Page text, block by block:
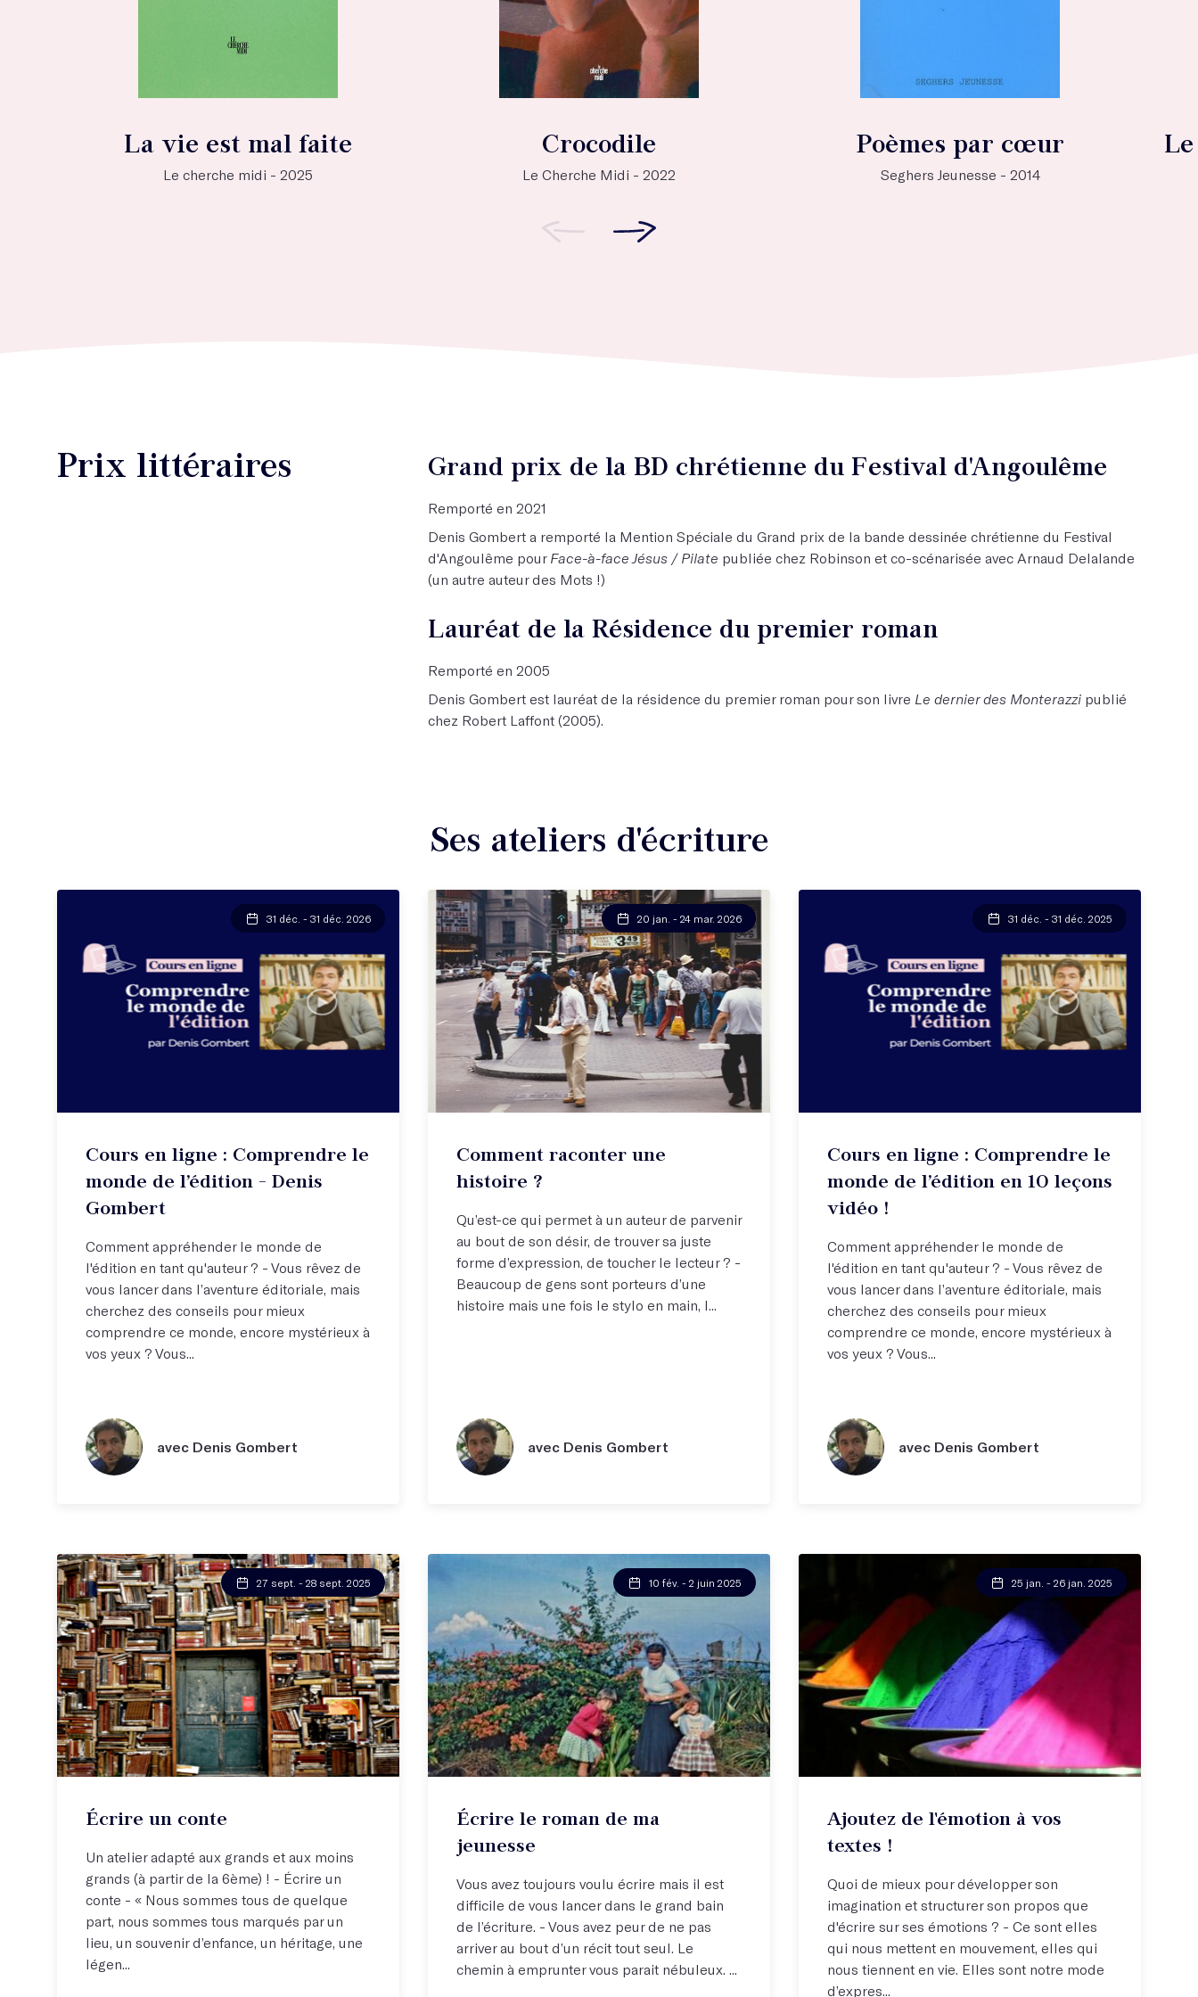
La vie est mal faite
Le cherche midi - 2025
Crocodile
Le Cherche Midi - 2022
Poèmes par cœur
Seghers Jeunesse - 2014
Prix littéraires Grand prix de la BD chrétienne du Festival d'Angoulême
Remporté en 2021
Denis Gombert a remporté la Mention Spéciale du Grand prix de la bande dessinée chrétienne du Festival
d'Angoulême pour Face-à-face Jésus / Pilate publiée chez Robinson et co-scénarisée avec Arnaud Delalande
(un autre auteur des Mots !)
Lauréat de la Résidence du premier roman
Remporté en 2005
Denis Gombert est lauréat de la résidence du premier roman pour son livre Le dernier des Monterazzi publié
chez Robert Laffont (2005).
Ses ateliers d'écriture
31 déc. - 31 déc. 2026
Cours en ligne : Comprendre le
monde de l’édition - Denis
Gombert
Comment appréhender le monde de
l'édition en tant qu'auteur ? - Vous rêvez de
vous lancer dans l’aventure éditoriale, mais
cherchez des conseils pour mieux
comprendre ce monde, encore mystérieux à
vos yeux ? Vous...
avec Denis Gombert
20 jan. - 24 mar. 2026
Comment raconter une
histoire ?
Qu’est-ce qui permet à un auteur de parvenir
au bout de son désir, de trouver sa juste
forme d’expression, de toucher le lecteur ? -
Beaucoup de gens sont porteurs d’une
histoire mais une fois le stylo en main, l...
avec Denis Gombert
31 déc. - 31 déc. 2025
Cours en ligne : Comprendre le
monde de l’édition en 10 leçons
vidéo !
Comment appréhender le monde de
l'édition en tant qu'auteur ? - Vous rêvez de
vous lancer dans l’aventure éditoriale, mais
cherchez des conseils pour mieux
comprendre ce monde, encore mystérieux à
vos yeux ? Vous...
avec Denis Gombert
27 sept. - 28 sept. 2025
Écrire un conte
Un atelier adapté aux grands et aux moins
grands (à partir de la 6ème) ! - Écrire un
conte - « Nous sommes tous de quelque
part, nous sommes tous marqués par un
lieu, un souvenir d’enfance, un héritage, une
légen...
10 fév. - 2 juin 2025
Écrire le roman de ma
jeunesse
Vous avez toujours voulu écrire mais il est
difficile de vous lancer dans le grand bain
de l’écriture. - Vous avez peur de ne pas
arriver au bout d’un récit tout seul. Le
chemin à emprunter vous parait nébuleux. ...
25 jan. - 26 jan. 2025
Ajoutez de l'émotion à vos
textes !
Quoi de mieux pour développer son
imagination et structurer son propos que
d'écrire sur ses émotions ? - Ce sont elles
qui nous mettent en mouvement, elles qui
nous tiennent en vie. Elles sont notre mode
d’expres...